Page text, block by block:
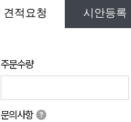
견적요청 시안등록
주문수량
문의사항